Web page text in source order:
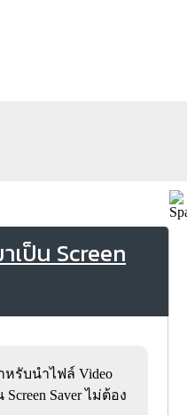
เป็น Screen
รับนำไฟล์ Video
Saver ไม่ต้อง